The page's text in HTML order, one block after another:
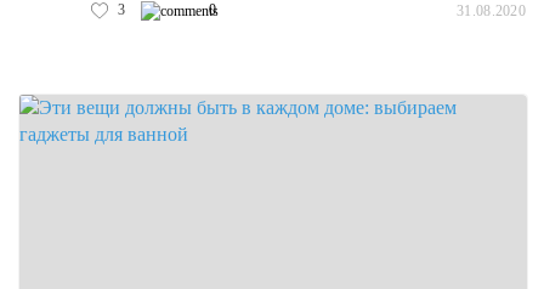
3 0 31.08.2020